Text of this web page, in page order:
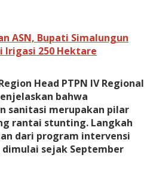
ASN, Bupati Simalungun
Irigasi 250 Hektare
Head PTPN IV Regional
bahwa
sanitasi merupakan pilar
rantai stunting. Langkah
dari program intervensi
sejak September